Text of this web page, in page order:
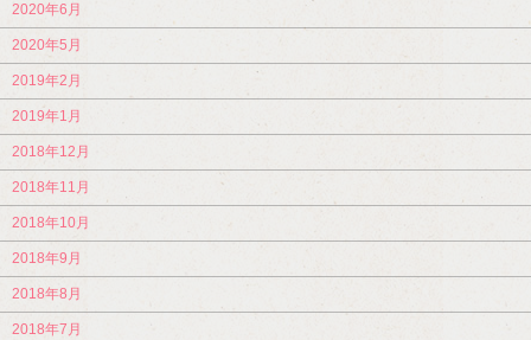
2020年6月
2020年5月
2019年2月
2019年1月
2018年12月
2018年11月
2018年10月
2018年9月
2018年8月
2018年7月